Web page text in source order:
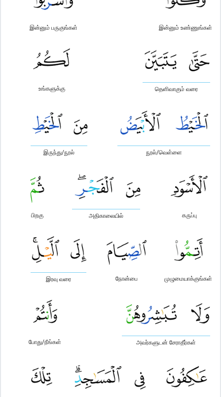
இன்னும் உண்ணுங்கள்
இன்னும் பருகுங்கள்
தெளிவாகும் வரை
உங்களுக்கு
நூல்/வெள்ளை
இருந்து/நூல்
கருப்பு
அதிகாலையில்
பிறகு
முழுமையாக்குங்கள்
நோன்பை
இரவு வரை
அவர்களுடன் சேராதீர்கள்
போது/நீங்கள்